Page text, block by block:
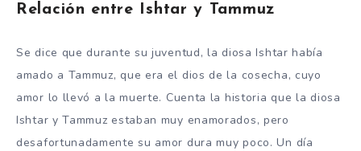
Relación entre Ishtar y Tammuz
Se dice que durante su juventud, la diosa Ishtar había
amado a Tammuz, que era el dios de la cosecha, cuyo
amor lo llevó a la muerte. Cuenta la historia que la diosa
Ishtar y Tammuz estaban muy enamorados, pero
desafortunadamente su amor dura muy poco. Un día